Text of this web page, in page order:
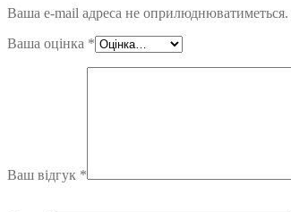
Ваша e-mail адреса не оприлюднюватиметься.
Ваша оцінка *
Ваш відгук *